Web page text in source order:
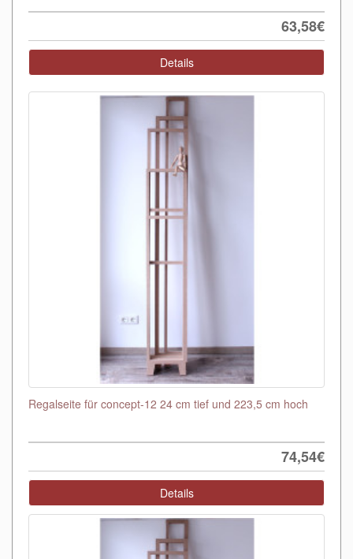
63,58€
Details
Regalseite für concept-12 24 cm tief und 223,5 cm hoch
74,54€
Details